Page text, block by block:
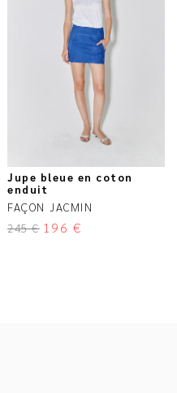
Jupe bleue en coton
enduit
FAÇON JACMIN
245€ 196 €